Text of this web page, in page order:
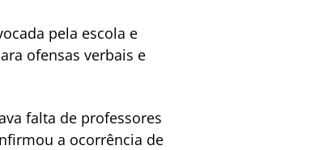
pela escola e
ofensas verbais e
falta de professores
a ocorrência de